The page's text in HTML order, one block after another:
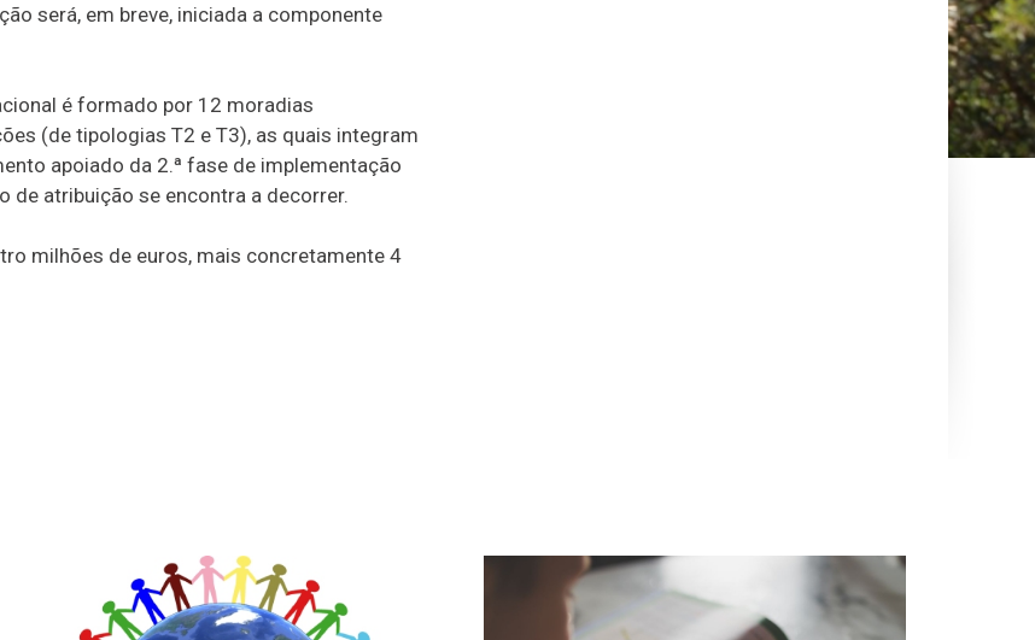
será, em breve, iniciada a componente
é formado por 12 moradias
(de tipologias T2 e T3), as quais integram
apoiado da 2.ª fase de implementação
de atribuição se encontra a decorrer.
milhões de euros, mais concretamente 4